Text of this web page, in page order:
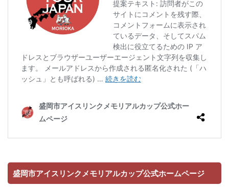
盛岡市アイスリンクメモリアルカップ公式ホームページ